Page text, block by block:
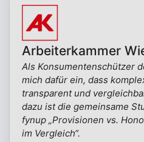
Arbeiterkammer
Als Konsumentenschützer
mich dafür ein, dass
transparent und
dazu ist die gemeinsame
fynup „Provisionen vs.
im Vergleich“.